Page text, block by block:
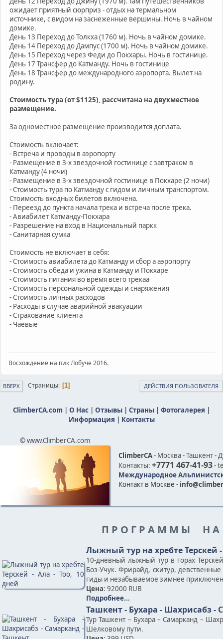
ожидает приятный сюрприз - отдых на термальном
источнике, с видом на заснеженные вершины. Ночь в чайном
домике.
День 13 Переход до Толкха (1760 м). Ночь в чайном домике.
День 14 Переход до Дампус (1700 м). Ночь в чайном домике.
День 15 Переход через Феди до Покхары. Ночь в гостинице.
День 17 Трансфер до Катманду. Ночь в гостинице
День 18 Трансфер до международного аэропорта. Вылет на
родину.
Стоимость тура (от $1125), рассчитана на двухместное
размещение.
За одноместное размещение производится доплата.
Стоимость включает:
- Встреча и проводы в аэропорту
- Размещение в 3-х звездочной гостинице с завтраком в
Катманду (4 ночи)
- Размещение в 3-х звездочной гостинице в Покхаре (2 ночи)
- Стоимость тура по Катманду с гидом и личным транспортом.
Стоимость входных билетов включена.
- Переезд до пункта начала трека и встреча после трека.
- Авиабилет Катманду-Покхара
- Разрешение на вход в Национальный паркк
- Санитарная сумка
Стоимость не включает в себя:
- Стоимость авиабилета до Катманду и сбор а аэропорту
- Стоимость обеда и ужина в Катманду и Покхаре
- Стоимость питания во время всего трекаа
- Стоимость персональной одежды и снаряжения
- Стоимость личных расходов
- Расходы в случае аварийной эвакуации
- Страхование клиента
- Чаевые
Восхождение на пик Лобуче 2016.
ВВЕРХ Страницы 1 ДЕЙСТВИЯ ПОЛЬЗОВАТЕЛЯ
ClimberCA.com О Нас Отзывы Страны Фотогалерея
Информация
Контакты
© www.ClimberCA.com
ClimberCA- Москва - Ташкент -
Контакты: +7771 467-41-93-
Международное
Контакт в Москве -
П Р О Г Р А М М Ы Н
Лыжный тур на хребте Терскей
10-дневный лыжный тур в горах
Боз-Учук. Фрирайд, скитур,
гиды и незабываемое зимнее
Цена: 92000 RUB
Подробнее...
Ташкент - Бухара - Шахрисабз -
Тур Ташкент – Бухара – Самарканд –
Шелковому пути.